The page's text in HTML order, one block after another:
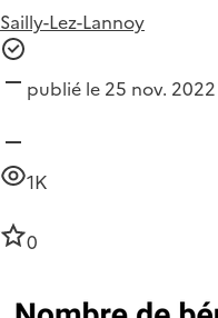
Sailly-Lez-Lannoy
publié le 25 nov. 2022
1K
0